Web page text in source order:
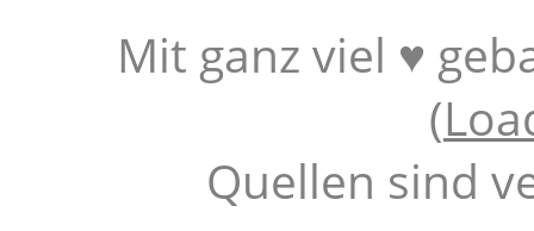
Mit ganz viel ♥
(
Quellen sind